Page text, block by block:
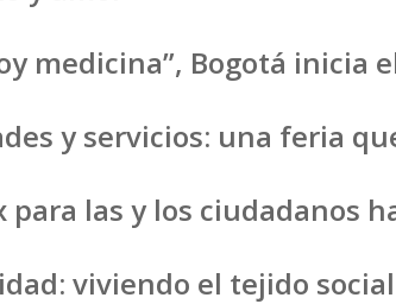
medicina”, Bogotá inicia
y servicios: una feria
para las y los ciudadanos
viviendo el tejido